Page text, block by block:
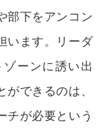
部下をアンコン
います。リーダ
ーンに誘い出
できるのは、
チが必要という